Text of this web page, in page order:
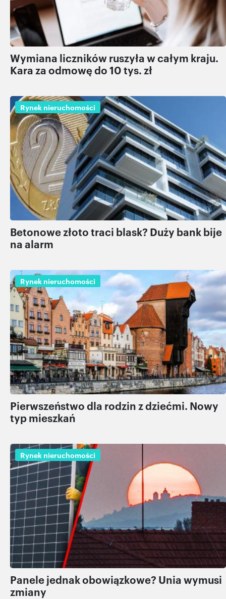
Wymiana liczników ruszyła w całym kraju.
Kara za odmowę do 10 tys. zł
Rynek nieruchomości
Betonowe złoto traci blask? Duży bank bije
na alarm
Rynek nieruchomości
Pierwszeństwo dla rodzin z dziećmi. Nowy
typ mieszkań
Rynek nieruchomości
Panele jednak obowiązkowe? Unia wymusi
zmiany